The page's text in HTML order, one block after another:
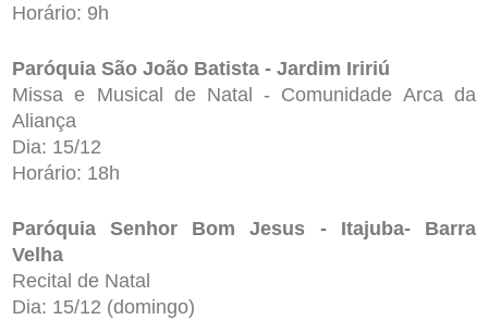
Horário: 9h
Paróquia São João Batista - Jardim Iririú
Missa e Musical de Natal - Comunidade Arca da
Aliança
Dia: 15/12
Horário: 18h
Paróquia Senhor Bom Jesus - Itajuba- Barra
Velha
Recital de Natal
Dia: 15/12 (domingo)